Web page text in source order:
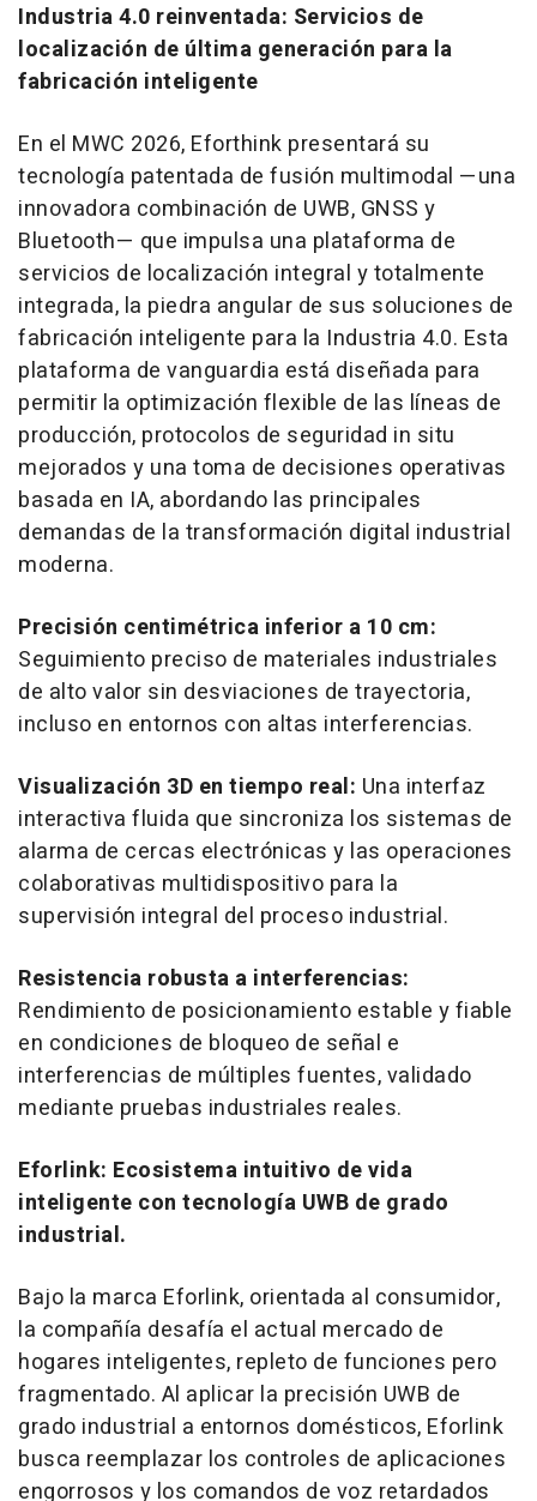
Industria 4.0 reinventada: Servicios de
localización de última generación para la
fabricación inteligente
En el MWC 2026, Eforthink presentará su
tecnología patentada de fusión multimodal —una
innovadora combinación de UWB, GNSS y
Bluetooth— que impulsa una plataforma de
servicios de localización integral y totalmente
integrada, la piedra angular de sus soluciones de
fabricación inteligente para la Industria 4.0. Esta
plataforma de vanguardia está diseñada para
permitir la optimización flexible de las líneas de
producción, protocolos de seguridad in situ
mejorados y una toma de decisiones operativas
basada en IA, abordando las principales
demandas de la transformación digital industrial
moderna.
Precisión centimétrica inferior a 10 cm:
Seguimiento preciso de materiales industriales
de alto valor sin desviaciones de trayectoria,
incluso en entornos con altas interferencias.
Visualización 3D en tiempo real: Una interfaz
interactiva fluida que sincroniza los sistemas de
alarma de cercas electrónicas y las operaciones
colaborativas multidispositivo para la
supervisión integral del proceso industrial.
Resistencia robusta a interferencias:
Rendimiento de posicionamiento estable y fiable
en condiciones de bloqueo de señal e
interferencias de múltiples fuentes, validado
mediante pruebas industriales reales.
Eforlink: Ecosistema intuitivo de vida
inteligente con tecnología UWB de grado
industrial.
Bajo la marca Eforlink, orientada al consumidor,
la compañía desafía el actual mercado de
hogares inteligentes, repleto de funciones pero
fragmentado. Al aplicar la precisión UWB de
grado industrial a entornos domésticos, Eforlink
busca reemplazar los controles de aplicaciones
engorrosos y los comandos de voz retardados